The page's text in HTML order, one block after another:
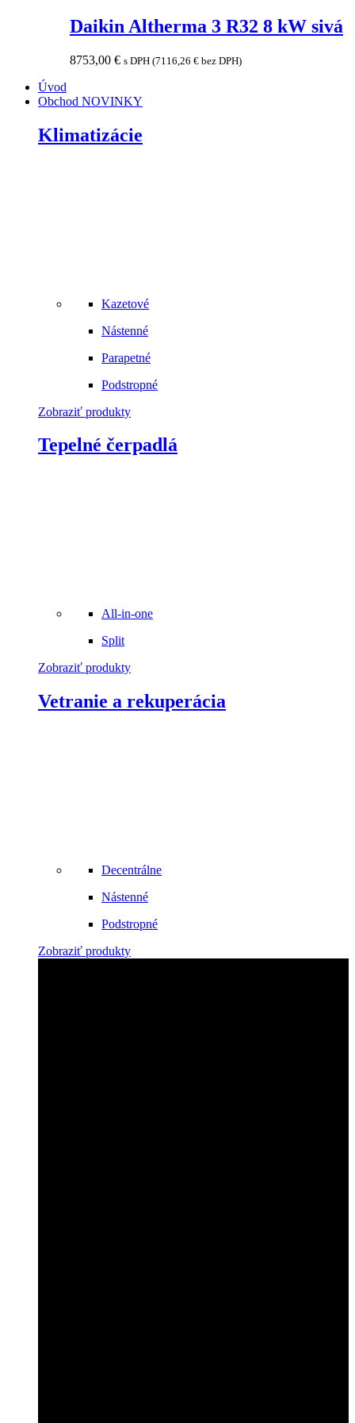
Daikin Altherma 3 R32 8 kW sivá
8753,00 € s DPH (7116,26 € bez DPH)
Úvod
Obchod NOVINKY
Klimatizácie
Kazetové
Nástenné
Parapetné
Podstropné
Zobraziť produkty
Tepelné čerpadlá
All-in-one
Split
Zobraziť produkty
Vetranie a rekuperácia
Decentrálne
Nástenné
Podstropné
Zobraziť produkty